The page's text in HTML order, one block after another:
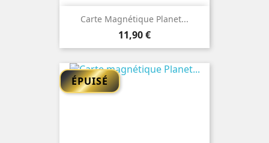
Carte Magnétique Planet...
Prix
11,90 €
ÉPUISÉ